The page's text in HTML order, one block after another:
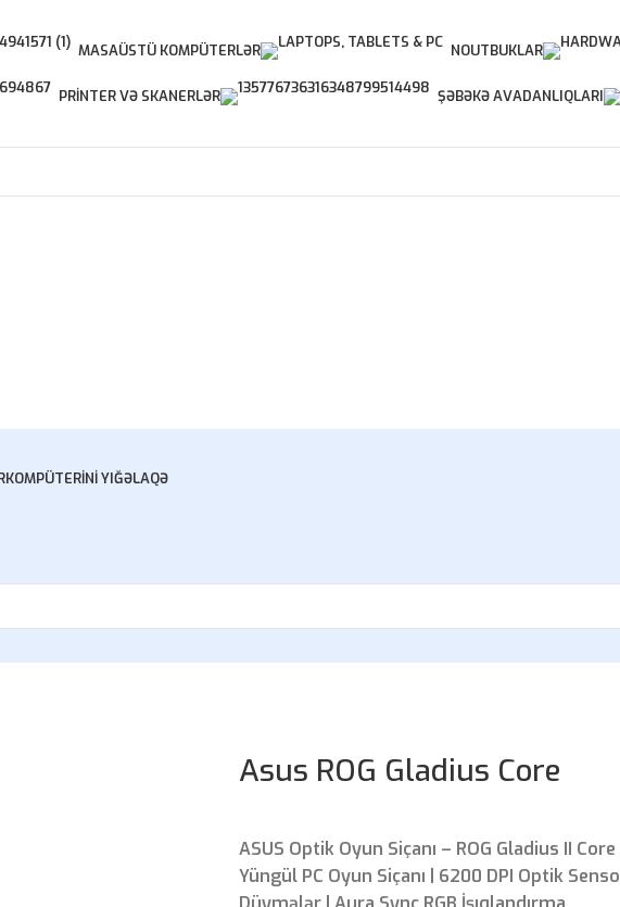
MASAÜSTÜ KOMPÜTERLƏR NOUTBUKLAR
PRINTER VƏ SKANERLƏR ŞƏBƏKƏ AVADANLIQLARI
KOMPÜTERINI YIĞƏLAQƏ
Asus ROG Gladius Core
ASUS Optik Oyun Siçanı – ROG Gladius II
Yüngül PC Oyun Siçanı | 6200 DPI Optik